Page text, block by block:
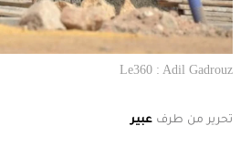
Le360 : Adil Gadrouz
تحرير من طرف عبير